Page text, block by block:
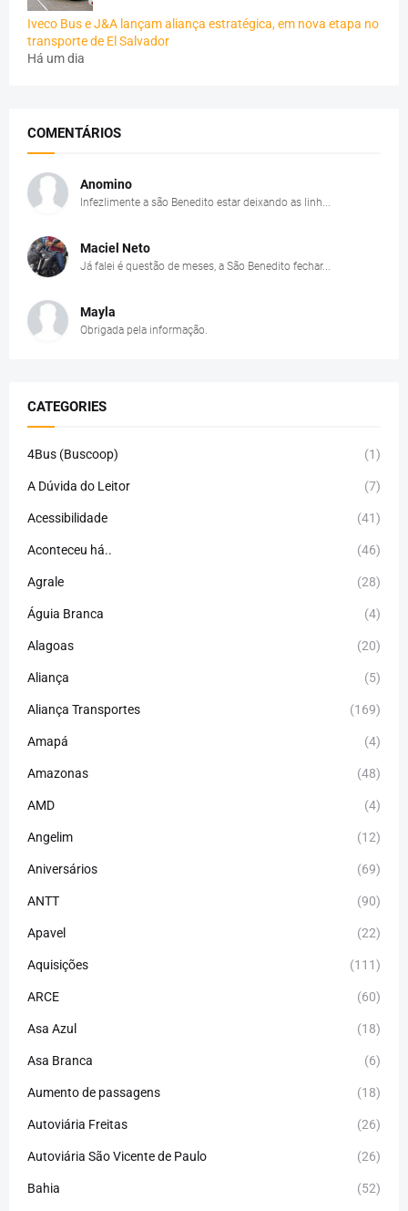
Iveco Bus e J&A lançam aliança estratégica, em nova etapa no
transporte de El Salvador
Há um dia
COMENTÁRIOS
Anomino
Infezlimente a são Benedito estar deixando as linh...
Maciel Neto
Já falei é questão de meses, a São Benedito fechar...
Mayla
Obrigada pela informação.
CATEGORIES
4Bus (Buscoop) (1)
A Dúvida do Leitor (7)
Acessibilidade (41)
Aconteceu há.. (46)
Agrale (28)
Águia Branca (4)
Alagoas (20)
Aliança (5)
Aliança Transportes (169)
Amapá (4)
Amazonas (48)
AMD (4)
Angelim (12)
Aniversários (69)
ANTT (90)
Apavel (22)
Aquisições (111)
ARCE (60)
Asa Azul (18)
Asa Branca (6)
Aumento de passagens (18)
Autoviária Freitas (26)
Autoviária São Vicente de Paulo (26)
Bahia (52)